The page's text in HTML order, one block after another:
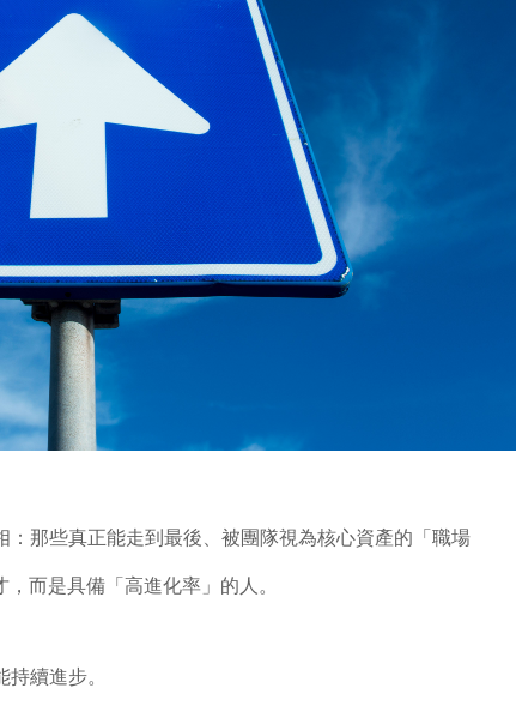
那些真正能走到最後、被團隊視為核心資產的「職場
而是具備「高進化率」的人。
續進步。